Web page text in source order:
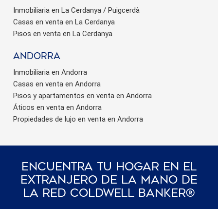
Inmobiliaria en La Cerdanya / Puigcerdà
Casas en venta en La Cerdanya
Pisos en venta en La Cerdanya
Andorra
Inmobiliaria en Andorra
Casas en venta en Andorra
Pisos y apartamentos en venta en Andorra
Áticos en venta en Andorra
Propiedades de lujo en venta en Andorra
Encuentra Tu Hogar En El
Extranjero De La Mano De
La Red Coldwell Banker®